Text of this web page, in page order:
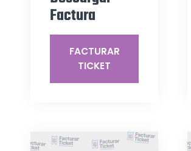
Factura
FACTURAR
TICKET